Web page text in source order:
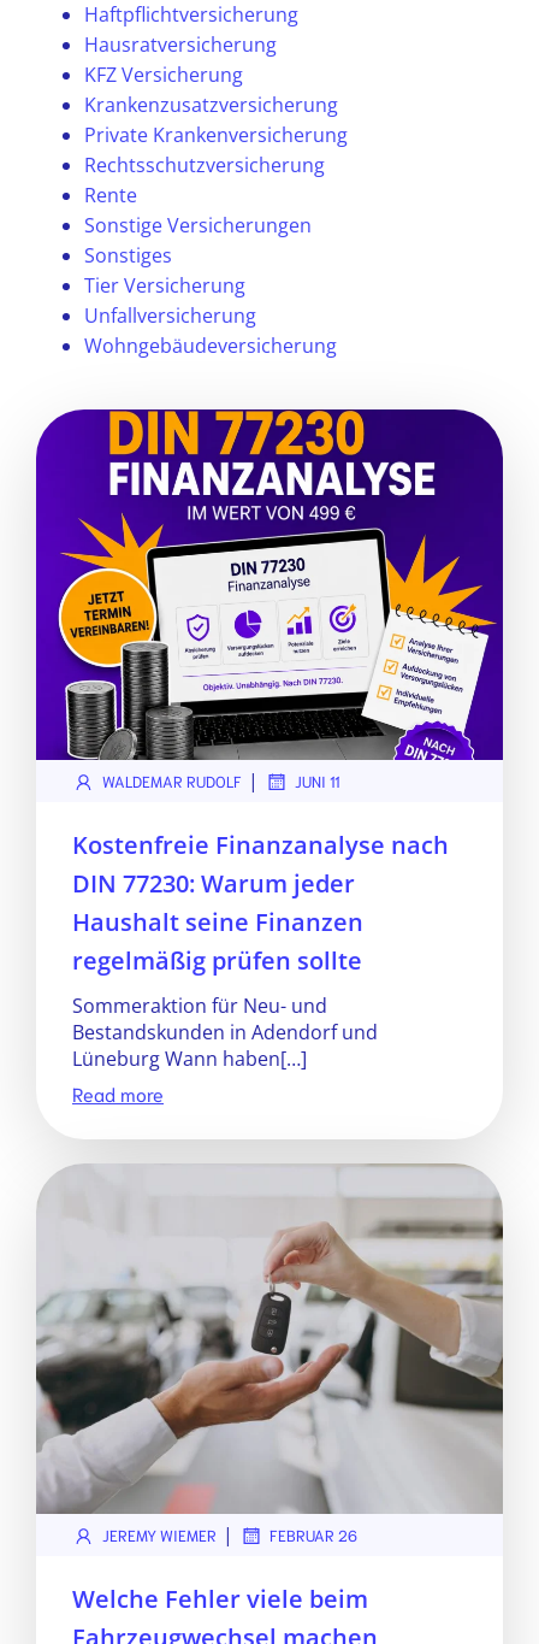
Haftpflichtversicherung
Hausratversicherung
KFZ Versicherung
Krankenzusatzversicherung
Private Krankenversicherung
Rechtsschutzversicherung
Rente
Sonstige Versicherungen
Sonstiges
Tier Versicherung
Unfallversicherung
Wohngebäudeversicherung
WALDEMAR RUDOLF | JUNI 11
Kostenfreie Finanzanalyse nach
DIN 77230: Warum jeder
Haushalt seine Finanzen
regelmäßig prüfen sollte
Sommeraktion für Neu- und
Bestandskunden in Adendorf und
Lüneburg Wann haben[…]
Read more
JEREMY WIEMER | FEBRUAR 26
Welche Fehler viele beim
Fahrzeugwechsel machen